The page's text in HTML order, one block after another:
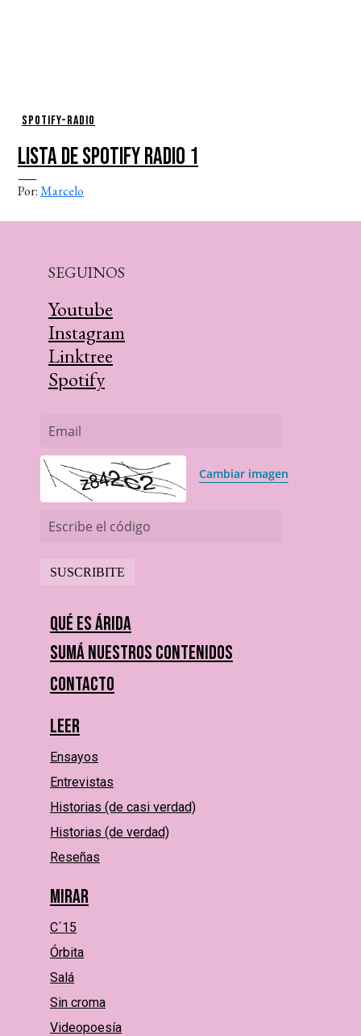
Spotify-Radio
LISTA DE SPOTIFY RADIO 1
Por:Marcelo
SEGUINOS
Youtube
Instagram
Linktree
Spotify
Email
Cambiar imagen
Escribe el código
Qué es Árida
Sumá nuestros contenidos
Contacto
Leer
Ensayos
Entrevistas
Historias (de casi verdad)
Historias (de verdad)
Reseñas
Mirar
C´15
Órbita
Salá
Sin croma
Videopoesía